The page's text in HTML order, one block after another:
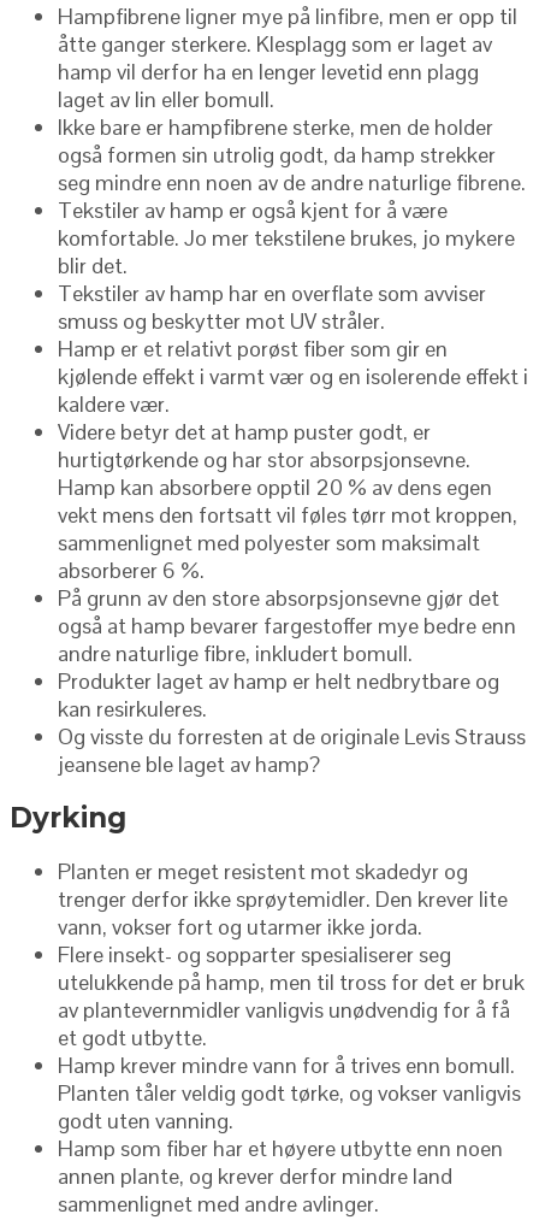
Hampfibrene ligner mye på linfibre, men er opp til
åtte ganger sterkere. Klesplagg som er laget av
hamp vil derfor ha en lenger levetid enn plagg
laget av lin eller bomull.
Ikke bare er hampfibrene sterke, men de holder
også formen sin utrolig godt, da hamp strekker
seg mindre enn noen av de andre naturlige fibrene.
Tekstiler av hamp er også kjent for å være
komfortable. Jo mer tekstilene brukes, jo mykere
blir det.
Tekstiler av hamp har en overflate som avviser
smuss og beskytter mot UV stråler.
Hamp er et relativt porøst fiber som gir en
kjølende effekt i varmt vær og en isolerende effekt i
kaldere vær.
Videre betyr det at hamp puster godt, er
hurtigtørkende og har stor absorpsjonsevne.
Hamp kan absorbere opptil 20 % av dens egen
vekt mens den fortsatt vil føles tørr mot kroppen,
sammenlignet med polyester som maksimalt
absorberer 6 %.
På grunn av den store absorpsjonsevne gjør det
også at hamp bevarer fargestoffer mye bedre enn
andre naturlige fibre, inkludert bomull.
Produkter laget av hamp er helt nedbrytbare og
kan resirkuleres.
Og visste du forresten at de originale Levis Strauss
jeansene ble laget av hamp?
Dyrking
Planten er meget resistent mot skadedyr og
trenger derfor ikke sprøytemidler. Den krever lite
vann, vokser fort og utarmer ikke jorda.
Flere insekt- og sopparter spesialiserer seg
utelukkende på hamp, men til tross for det er bruk
av plantevernmidler vanligvis unødvendig for å få
et godt utbytte.
Hamp krever mindre vann for å trives enn bomull.
Planten tåler veldig godt tørke, og vokser vanligvis
godt uten vanning.
Hamp som fiber har et høyere utbytte enn noen
annen plante, og krever derfor mindre land
sammenlignet med andre avlinger.